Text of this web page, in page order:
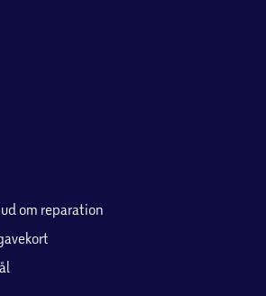
om reparation